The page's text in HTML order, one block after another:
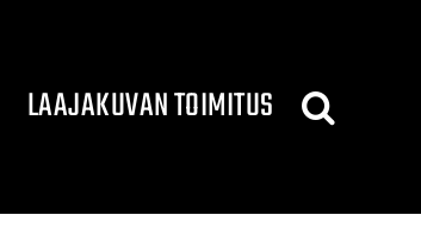
LAAJAKUVAN TOIMITUS